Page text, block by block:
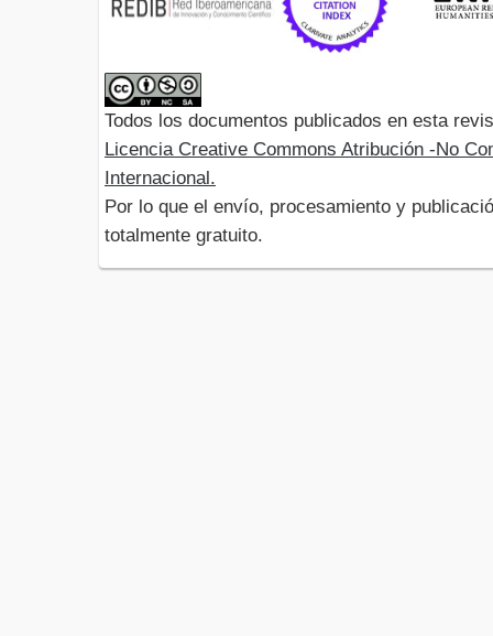
Todos los documentos publicados en esta
Licencia Creative Commons Atribución -No
Internacional.
Por lo que el envío, procesamiento y
totalmente gratuito.